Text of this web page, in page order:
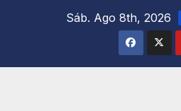
Sáb. Ago 8th, 2026